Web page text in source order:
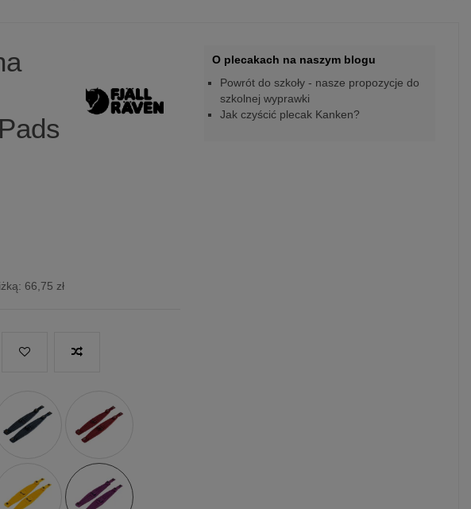
66,75 zł
O plecakach na naszym blogu
Powrót do szkoły - nasze propozycje do
szkolnej wyprawki
Jak czyścić plecak Kanken?